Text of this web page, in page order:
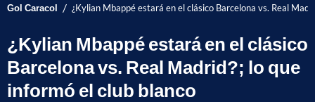
Gol Caracol / ¿Kylian Mbappé estará en el clásico Barcelona vs. Real
¿Kylian Mbappé estará en el clásico
Barcelona vs. Real Madrid?; lo que
informó el club blanco